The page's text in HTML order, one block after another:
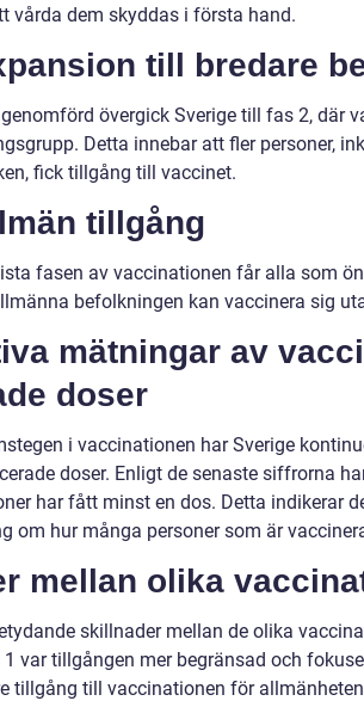
vårda dem skyddas i första hand.
till bredare
övergick Sverige till fas 2, där
Detta innebar att fler personer,
fick tillgång till vaccinet.
tillgång
fasen av vaccinationen får alla som
befolkningen kan vaccinera sig
mätningar av
doser
i vaccinationen har Sverige
doser. Enligt de senaste siffrorna
har fått minst en dos. Detta indikerar
om hur många personer som är
mellan olika
skillnader mellan de olika
var tillgången mer begränsad och
tillgång till vaccinationen för